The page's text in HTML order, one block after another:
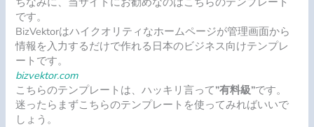
です。
BizVektorはハイクオリティなホームページが管理画面から
情報を入力するだけで作れる日本のビジネス向けテンプレ
ートです。
bizvektor.com
こちらのテンプレートは、ハッキリ言って”有料級”です。
迷ったらまずこちらのテンプレートを使ってみればいいで
しょう。